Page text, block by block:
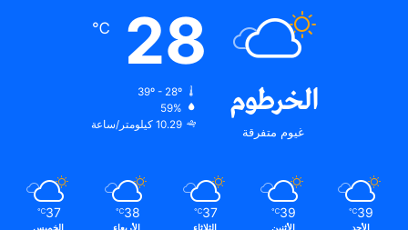
الخرطوم
غيوم متفرقة
28
℃
39º - 28º
59%
10.29 كيلومتر/ساعة
39
℃
39
℃
37
℃
38
℃
37
℃